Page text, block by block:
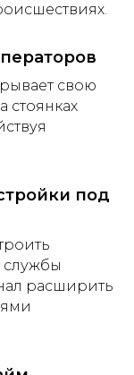
свою
стоянках
под
расширить